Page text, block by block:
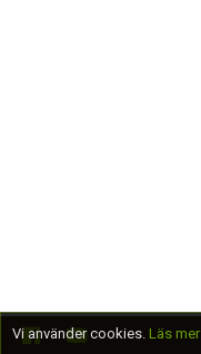
Vi använder cookies. Läs mer